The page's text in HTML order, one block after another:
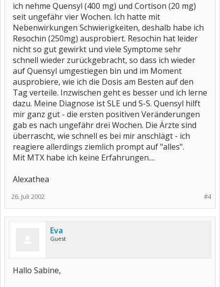
ich nehme Quensyl (400 mg) und Cortison (20 mg)
seit ungefähr vier Wochen. Ich hatte mit
Nebenwirkungen Schwierigkeiten, deshalb habe ich
Resochin (250mg) ausprobiert. Resochin hat leider
nicht so gut gewirkt und viele Symptome sehr
schnell wieder zurückgebracht, so dass ich wieder
auf Quensyl umgestiegen bin und im Moment
ausprobiere, wie ich die Dosis am Besten auf den
Tag verteile. Inzwischen geht es besser und ich lerne
dazu. Meine Diagnose ist SLE und S-S. Quensyl hilft
mir ganz gut - die ersten positiven Veränderungen
gab es nach ungefähr drei Wochen. Die Ärzte sind
überrascht, wie schnell es bei mir anschlägt - ich
reagiere allerdings ziemlich prompt auf "alles".
Mit MTX habe ich keine Erfahrungen....
Alexathea
#4
26. Juli 2002
Eva
Guest
Hallo Sabine,